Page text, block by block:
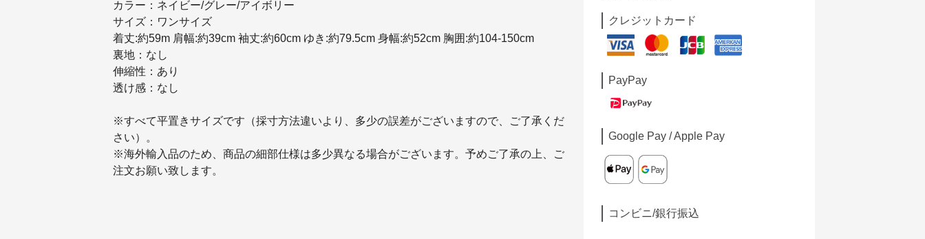
カラー：ネイビー/グレー/アイボリー
サイズ：ワンサイズ
着丈:約59m 肩幅:約39cm 袖丈:約60cm ゆき:約79.5cm 身幅:約52cm 胸囲:約104-150cm
裏地：なし
伸縮性：あり
透け感：なし
※すべて平置きサイズです（採寸方法違いより、多少の誤差がございますので、ご了承くだ
さい）。
※海外輸入品のため、商品の細部仕様は多少異なる場合がございます。予めご了承の上、ご
注文お願い致します。
クレジットカード
PayPay
Google Pay / Apple Pay
コンビニ/銀行振込